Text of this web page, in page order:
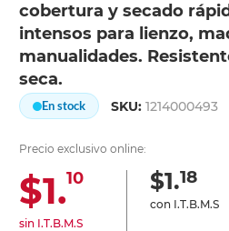
cobertura y secado
intensos para lienzo,
manualidades.
seca.
En stock SKU:1214000493
Precio exclusivo online:
$1.10
sin I.T.B.M.S
$1.18
con I.T.B.M.S